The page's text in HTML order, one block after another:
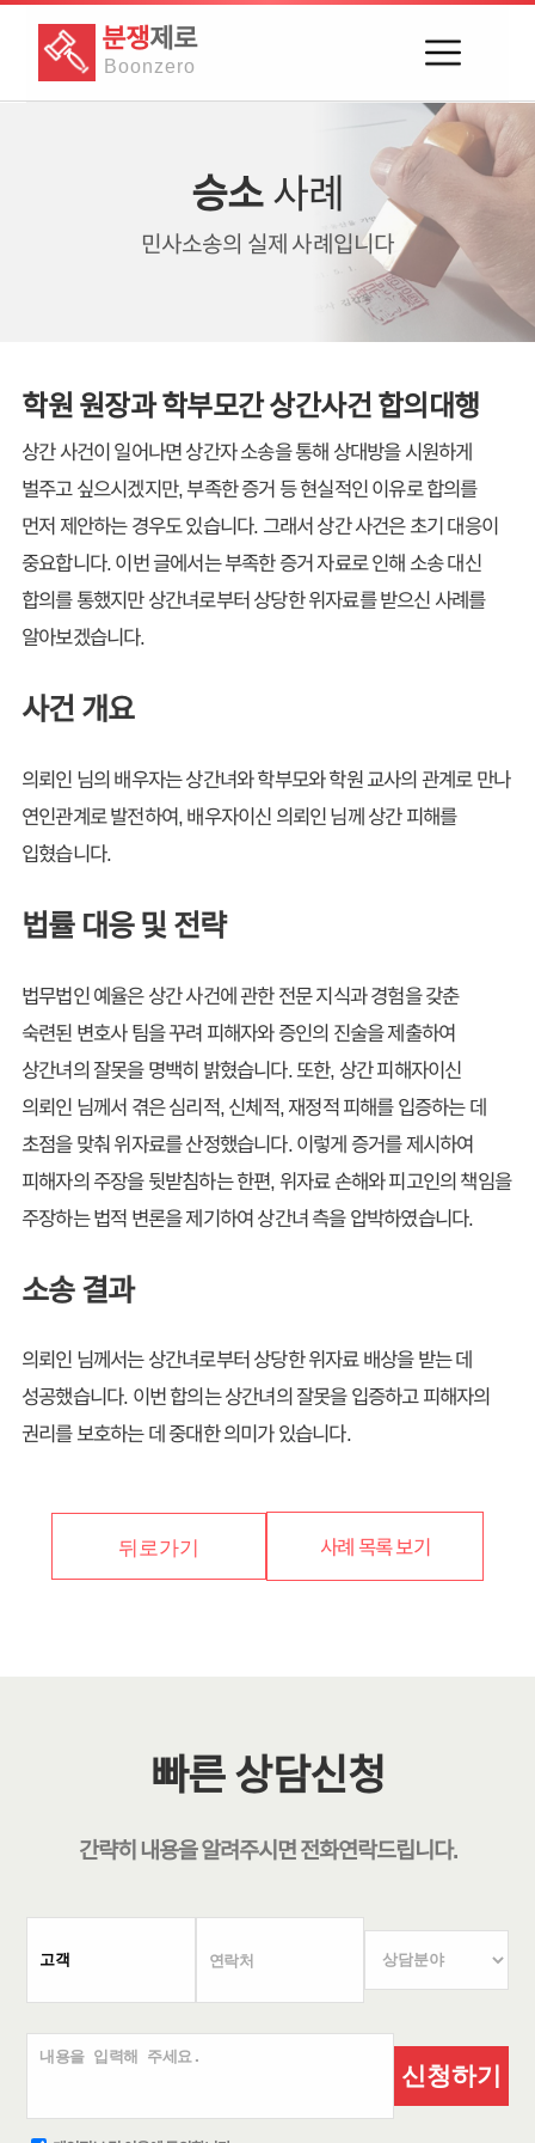
분쟁제로
Boonzero
승소사례
민사소송의 실제 사례입니다
학원 원장과 학부모간 상간사건 합의대행
상간 사건이 일어나면 상간자 소송을 통해 상대방을 시원하게
벌주고 싶으시겠지만, 부족한 증거 등 현실적인 이유로 합의를
먼저 제안하는 경우도 있습니다. 그래서 상간 사건은 초기 대응이
중요합니다. 이번 글에서는 부족한 증거 자료로 인해 소송 대신
합의를 통했지만 상간녀로부터 상당한 위자료를 받으신 사례를
알아보겠습니다.
사건 개요
의뢰인 님의 배우자는 상간녀와 학부모와 학원 교사의 관계로 만나
연인관계로 발전하여, 배우자이신 의뢰인 님께 상간 피해를
입혔습니다.
법률 대응 및 전략
법무법인 예율은 상간 사건에 관한 전문 지식과 경험을 갖춘
숙련된 변호사 팀을 꾸려 피해자와 증인의 진술을 제출하여
상간녀의 잘못을 명백히 밝혔습니다. 또한, 상간 피해자이신
의뢰인 님께서 겪은 심리적, 신체적, 재정적 피해를 입증하는 데
초점을 맞춰 위자료를 산정했습니다. 이렇게 증거를 제시하여
피해자의 주장을 뒷받침하는 한편, 위자료 손해와 피고인의 책임을
주장하는 법적 변론을 제기하여 상간녀 측을 압박하였습니다.
소송 결과
의뢰인 님께서는 상간녀로부터 상당한 위자료 배상을 받는 데
성공했습니다. 이번 합의는 상간녀의 잘못을 입증하고 피해자의
권리를 보호하는 데 중대한 의미가 있습니다.
뒤로가기 사례 목록 보기
빠른 상담신청
간략히 내용을 알려주시면전화연락드립니다.
신청하기